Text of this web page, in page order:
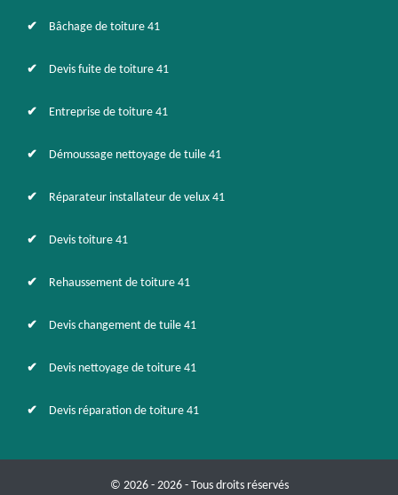
Bâchage de toiture 41
Devis fuite de toiture 41
Entreprise de toiture 41
Démoussage nettoyage de tuile 41
Réparateur installateur de velux 41
Devis toiture 41
Rehaussement de toiture 41
Devis changement de tuile 41
Devis nettoyage de toiture 41
Devis réparation de toiture 41
© 2026 - 2026 - Tous droits réservés